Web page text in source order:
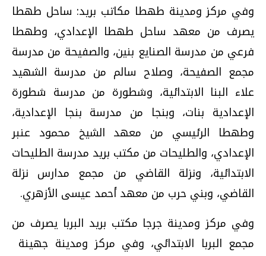
وفي مركز ومدينة طهطا مكاتب بريد: ساحل طهطا
يصرف من معهد ساحل طهطا الإعدادي، وطهطا
فرعي من مدرسة الصنايع بنين، والصفيحة من مدرسة
مجمع الصفيحة، وصلاح سالم من مدرسة الشهيد
علاء البنا الابتدائية، وشطورة من مدرسة شطورة
الإعدادية بنات، وبنجا من مدرسة بنجا الإعدادية،
وطهطا الرئيسي من معهد الشيخ محمود عنبر
الإعدادي، والطليحات من مكتب بريد مدرسة الطليحات
الابتدائية، ونزلة القاضي من مجمع مدارس نزلة
القاضي، وبني حرب من معهد أحمد عيسى الأزهري.
وفي مركز ومدينة جرجا مكتب بريد البربا يصرف من
مجمع البربا الابتدائي، وفي مركز ومدينة جهينة